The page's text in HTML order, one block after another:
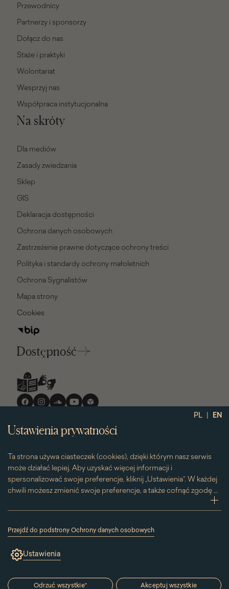
PL | EN
Ustawienia prywatności
Ta strona używa ciasteczek (cookies), dzięki którym nasz serwis
może działać lepiej. Aby uzyskać więcej informacji i
spersonalizować swoje preferencje, kliknij „Ustawienia”. W każdej
chwili możesz zmienić swoje preferencje, a także cofnąć zgodę na
używanie plików cookie. Możesz to zrobić, klikając na podstronę
„Cookies” znajdującą się w stopce.
Przesuwając suwak w prawą stronę aktywujesz zgodę na
konkretne ciasteczko. Przesuwając suwak w lewą stronę
wyłączasz taką zgodę.
Przejdź do podstrony Ochrony danych osobowych
(link
się
oknie)
Ustawienia
Odrzuć wszystkie* Akceptuj wszystkie
Przewodnicy
Partnerzy i sponsorzy
Dołącz do nas
Staże i praktyki
Wolontariat
Wesprzyj nas
Współpraca instytucjonalna
Na skróty
Dla mediów
Zasady zwiedzania
Sklep
GIS
Deklaracja dostępności
Ochrona danych osobowych
Zastrzeżenie prawne dotyczące ochrony treści
Polityka i standardy ochrony małoletnich
Ochrona Sygnalistów
Mapa strony
Cookies
Dostępność
Media
społecznościowe